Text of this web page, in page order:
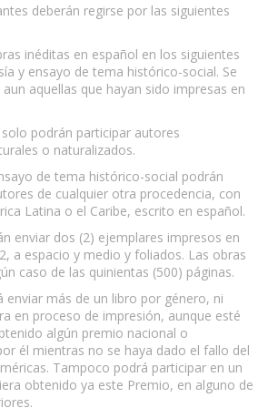
deberán regirse por las siguientes
inéditas en español en los siguientes
y ensayo de tema histórico-social. Se
aquellas que hayan sido impresas en
podrán participar autores
o naturalizados.
de tema histórico-social podrán
de cualquier otra procedencia, con
Latina o el Caribe, escrito en español.
enviar dos (2) ejemplares impresos en
a espacio y medio y foliados. Las obras
caso de las quinientas (500) páginas.
enviar más de un libro por género, ni
en proceso de impresión, aunque esté
algún premio nacional o
él mientras no se haya dado el fallo del
Tampoco podrá participar en un
obtenido ya este Premio, en alguno de